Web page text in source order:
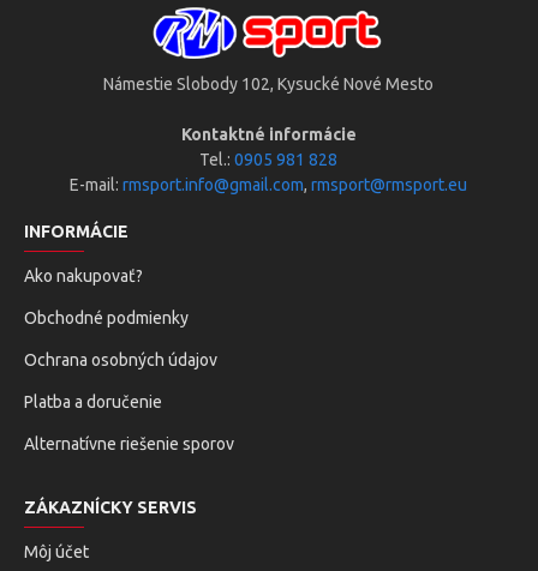
Námestie Slobody 102, Kysucké Nové Mesto
Kontaktné informácie
Tel.:0905 981 828
E-mail:rmsport.info@gmail.com,rmsport@rmsport.eu
INFORMÁCIE
Ako nakupovať?
Obchodné podmienky
Ochrana osobných údajov
Platba a doručenie
Alternatívne riešenie sporov
ZÁKAZNÍCKY SERVIS
Môj účet